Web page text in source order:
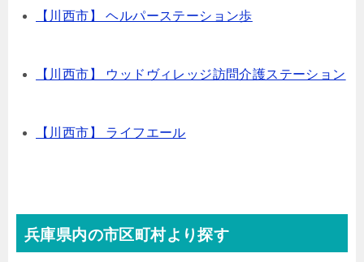
【川西市】 ヘルパーステーション歩
【川西市】 ウッドヴィレッジ訪問介護ステーション
【川西市】 ライフエール
兵庫県内の市区町村より探す